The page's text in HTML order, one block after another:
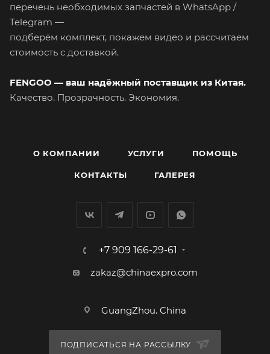
перечень необходимых запчастей в WhatsApp /
Telegram —
подберём комплект, покажем видео и рассчитаем
стоимость с доставкой.
FENGOO — ваш надёжный поставщик из Китая.
Качество. Прозрачность. Экономия.
О КОМПАНИИ УСЛУГИ ПОМОЩЬ
КОНТАКТЫ ГАЛЕРЕЯ
+7 909 166-29-61
zakaz@chinaexpro.com
GuangZhou. China
ПОДПИСАТЬСЯ НА РАССЫЛКУ